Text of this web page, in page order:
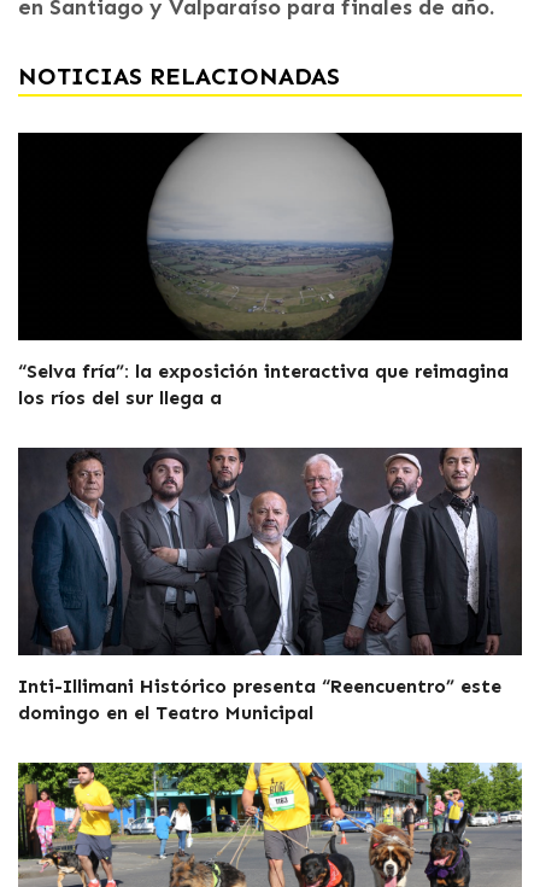
en Santiago y Valparaíso para finales de año.
NOTICIAS RELACIONADAS
“Selva fría”: la exposición interactiva que reimagina
los ríos del sur llega a
Inti-Illimani Histórico presenta “Reencuentro” este
domingo en el Teatro Municipal